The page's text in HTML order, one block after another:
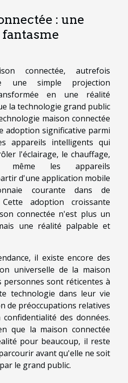
: une
connectée, autrefois
une simple projection
en une réalité
la technologie grand public
maison connectée
adoption significative parmi
appareils intelligents qui
l'éclairage, le chauffage,
les appareils
d'une application mobile
courante dans de
adoption croissante
connectée n'est plus un
une réalité palpable et
il existe encore des
universelle de la maison
personnes sont réticentes à
technologie dans leur vie
de préoccupations relatives
des données.
que la maison connectée
pour beaucoup, il reste
avant qu'elle ne soit
le grand public.